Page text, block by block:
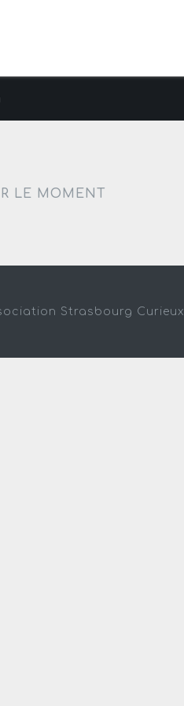
LE MOMENT
Strasbourg Curieux